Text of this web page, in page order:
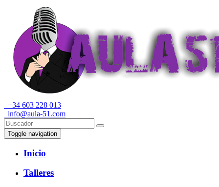
+34 603 228 013
info@aula-51.com
Toggle navigation
Inicio
Talleres